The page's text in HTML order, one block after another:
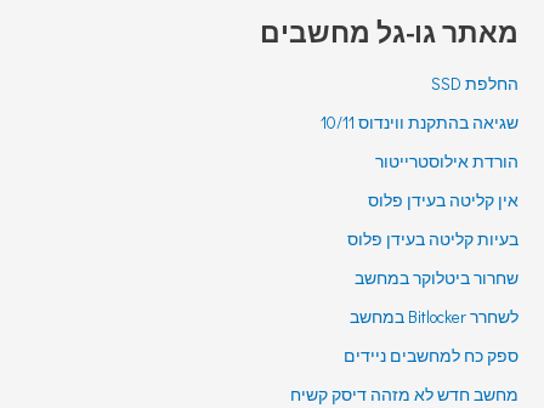
מאתר גו-גל מחשבים
החלפת SSD
שגיאה בהתקנת ווינדוס 10/11
הורדת אילוסטרייטור
אין קליטה בעידן פלוס
בעיות קליטה בעידן פלוס
שחרור ביטלוקר במחשב
לשחרר Bitlocker במחשב
ספק כח למחשבים ניידים
מחשב חדש לא מזהה דיסק קשיח